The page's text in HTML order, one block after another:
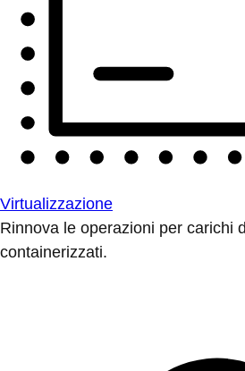
Virtualizzazione
Rinnova le operazioni per carichi
containerizzati.